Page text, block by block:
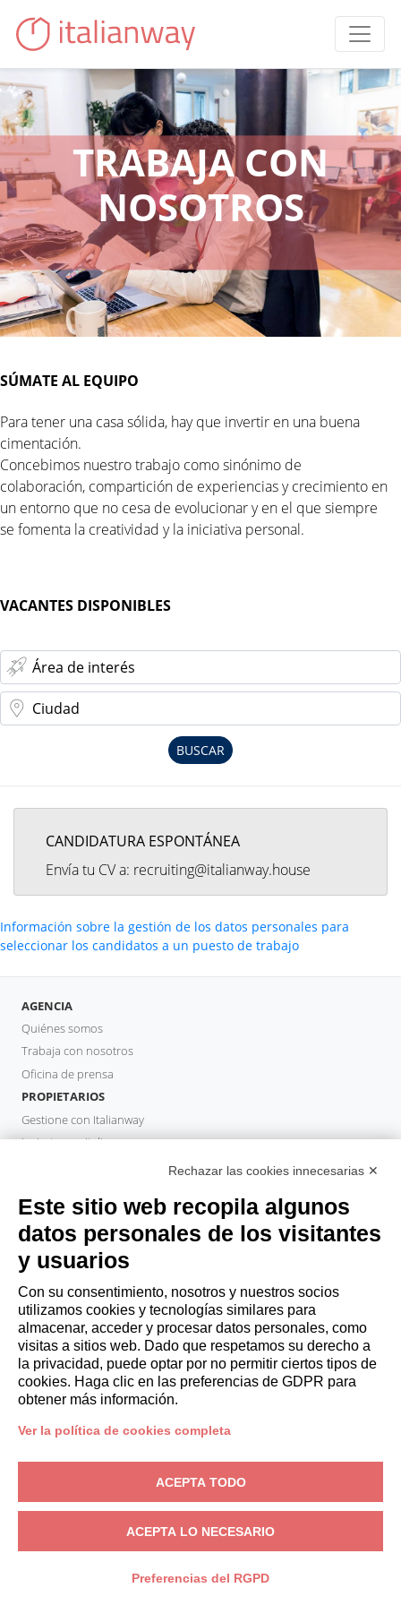
TRABAJA CON
NOSOTROS
SÚMATE AL EQUIPO
Para tener una casa sólida, hay que invertir en una buena
cimentación.
Concebimos nuestro trabajo como sinónimo de
colaboración, compartición de experiencias y crecimiento en
un entorno que no cesa de evolucionar y en el que siempre
se fomenta la creatividad y la iniciativa personal.
VACANTES DISPONIBLES
CANDIDATURA ESPONTÁNEA
Envía tu CV a: recruiting@italianway.house
Información sobre la gestión de los datos personales para
seleccionar los candidatos a un puesto de trabajo
AGENCIA
Quiénes somos
Trabaja con nosotros
Oficina de prensa
PROPIETARIOS
Gestione con Italianway
Invierta con Italianway
Hazte socio
Italianway Academy
HUÉSPEDES
Estancias largas
Experiencias para los Huéspedes
Descuentos para husespedes
Convenios para empresas
booking@italianway.house
Sede operativa:Via Luisa Battistotti Sassi 11 - 20133 MI
Via Luisa Battistotti Sassi 11 - 20133 MI
Italianway SPAN.° de IVA: 08839180968 -PMI Innovativa
Condiciones - Cookies Whistleblowing
Rechazar las cookies innecesarias ✕
Este sitio web recopila algunos
datos personales de los visitantes
y usuarios
Con su consentimiento, nosotros y nuestros socios
utilizamos cookies y tecnologías similares para
almacenar, acceder y procesar datos personales, como
visitas a sitios web. Dado que respetamos su derecho a
la privacidad, puede optar por no permitir ciertos tipos de
cookies. Haga clic en las preferencias de GDPR para
obtener más información.
Ver la política de cookies completa
ACEPTA TODO
ACEPTA LO NECESARIO
Preferencias del RGPD